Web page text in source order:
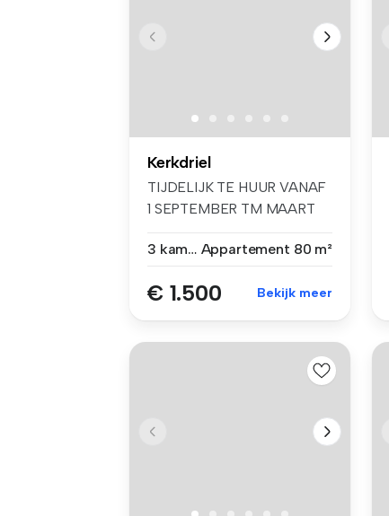
Kerkdriel
TIJDELIJK TE HUUR VANAF
1 SEPTEMBER TM MAART
3 kamers Appartement 80 m²
€ 1.500 Bekijk meer